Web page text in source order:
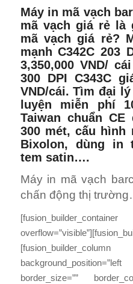
Máy in mã vạch
mã vạch giá rẻ là
mã vạch giá rẻ?
mạnhC342C 203
3,350,000 VND/
300 DPI C343C
VND/cái. Tìm đại
luyện miễn phí
Taiwan chuẩn
300 mét, cấu hình
Bixolon, dùng in
tem satin….
Máy in mã vạch
chấn động thị
border_size=””